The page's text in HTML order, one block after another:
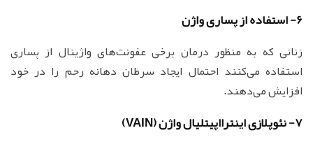
6- استفاده از پساری واژن
زنانی که به منظور درمان برخی عفونت‌های واژینال از پساری
استفاده می‌کنند احتمال ایجاد سرطان دهانه رحم را در خود
افزایش می‌دهند.
7- نئوپلازی اینترااپیتلیال واژن (VAIN)